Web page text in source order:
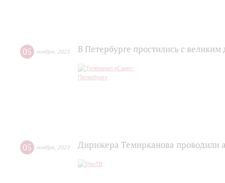
05 ноября 2023 В Петербурге простились с
05 ноября 2023 Дирижера Темирканова проводили